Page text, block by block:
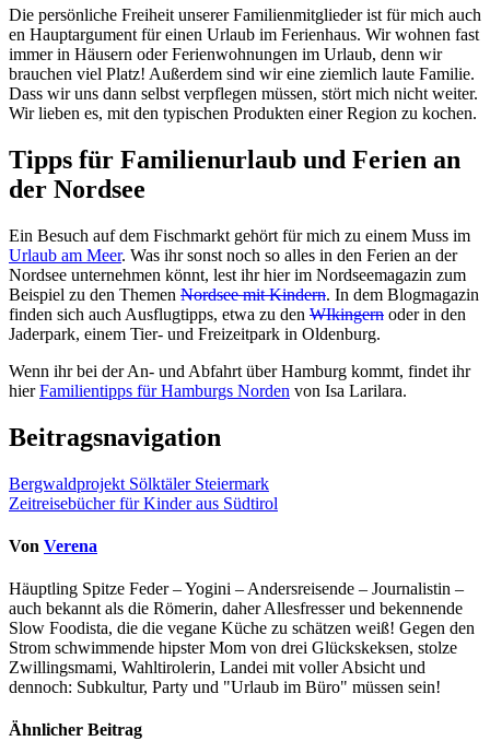
Die persönliche Freiheit unserer Familienmitglieder ist für mich auch
en Hauptargument für einen Urlaub im Ferienhaus. Wir wohnen fast
immer in Häusern oder Ferienwohnungen im Urlaub, denn wir
brauchen viel Platz! Außerdem sind wir eine ziemlich laute Familie.
Dass wir uns dann selbst verpflegen müssen, stört mich nicht weiter.
Wir lieben es, mit den typischen Produkten einer Region zu kochen.
Tipps für Familienurlaub und Ferien an
der Nordsee
Ein Besuch auf dem Fischmarkt gehört für mich zu einem Muss im
Urlaub am Meer. Was ihr sonst noch so alles in den Ferien an der
Nordsee unternehmen könnt, lest ihr hier im Nordseemagazin zum
Beispiel zu den Themen Nordsee mit Kindern. In dem Blogmagazin
finden sich auch Ausflugtipps, etwa zu den WIkingern oder in den
Jaderpark, einem Tier- und Freizeitpark in Oldenburg.
Wenn ihr bei der An- und Abfahrt über Hamburg kommt, findet ihr
hierFamilientipps für Hamburgs Norden von Isa Larilara.
Beitragsnavigation
Bergwaldprojekt Sölktäler Steiermark
Zeitreisebücher für Kinder aus Südtirol
Von Verena
Häuptling Spitze Feder – Yogini – Andersreisende – Journalistin –
auch bekannt als die Römerin, daher Allesfresser und bekennende
Slow Foodista, die die vegane Küche zu schätzen weiß! Gegen den
Strom schwimmende hipster Mom von drei Glückskeksen, stolze
Zwillingsmami, Wahltirolerin, Landei mit voller Absicht und
dennoch: Subkultur, Party und "Urlaub im Büro" müssen sein!
Ähnlicher Beitrag